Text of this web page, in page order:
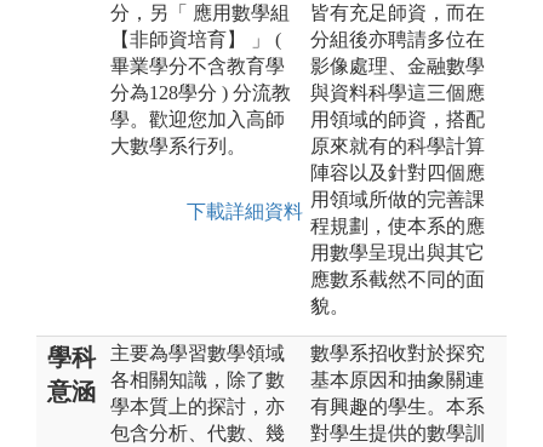
分，另「 應用數學組
【非師資培育】 」 (
畢業學分不含教育學
分為128學分 ) 分流教
學。歡迎您加入高師
大數學系行列。
下載詳細資料
皆有充足師資，而在
分組後亦聘請多位在
影像處理、金融數學
與資料科學這三個應
用領域的師資，搭配
原來就有的科學計算
陣容以及針對四個應
用領域所做的完善課
程規劃，使本系的應
用數學呈現出與其它
應數系截然不同的面
貌。
學科
意涵
主要為學習數學領域
各相關知識，除了數
學本質上的探討，亦
包含分析、代數、幾
數學系招收對於探究
基本原因和抽象關連
有興趣的學生。本系
對學生提供的數學訓